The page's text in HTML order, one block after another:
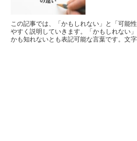
この記事では、「かもしれない」と「可能
やすく説明していきます。「かもしれない
かも知れないとも表記可能な言葉です。文